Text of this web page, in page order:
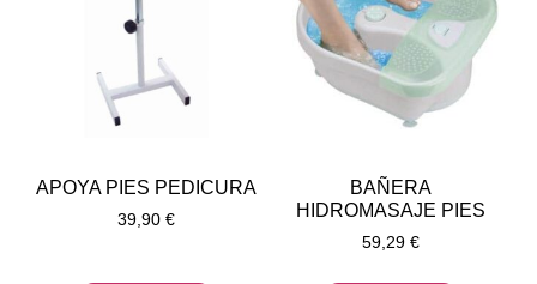
APOYA PIES PEDICURA
39,90 €
BAÑERA
HIDROMASAJE PIES
59,29 €